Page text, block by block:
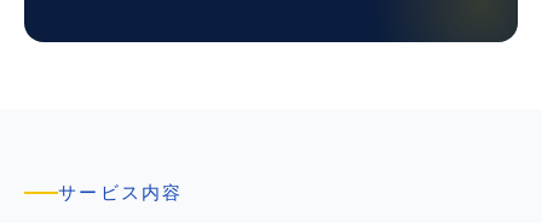
サービス内容